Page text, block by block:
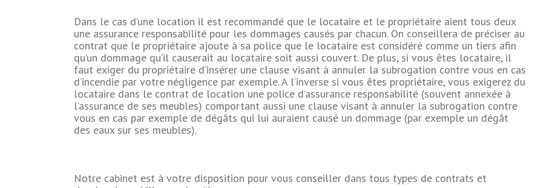
Dans le cas d’une location il est recommandé que le locataire et le propriétaire aient tous deux
une assurance responsabilité pour les dommages causés par chacun. On conseillera de préciser au
contrat que le propriétaire ajoute à sa police que le locataire est considéré comme un tiers afin
qu’un dommage qu’il causerait au locataire soit aussi couvert. De plus, si vous êtes locataire, il
faut exiger du propriétaire d’insérer une clause visant à annuler la subrogation contre vous en cas
d’incendie par votre négligence par exemple. A l’inverse si vous êtes propriétaire, vous exigerez du
locataire dans le contrat de location une police d’assurance responsabilité (souvent annexée à
l’assurance de ses meubles) comportant aussi une clause visant à annuler la subrogation contre
vous en cas par exemple de dégâts qui lui auraient causé un dommage (par exemple un dégât
des eaux sur ses meubles).
Notre cabinet est à votre disposition pour vous conseiller dans tous types de contrats et